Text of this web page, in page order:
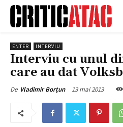
ENTER INTERVIU
Interviu cu unul
care au dat
De Vladimir Borțun 13 mai 2013